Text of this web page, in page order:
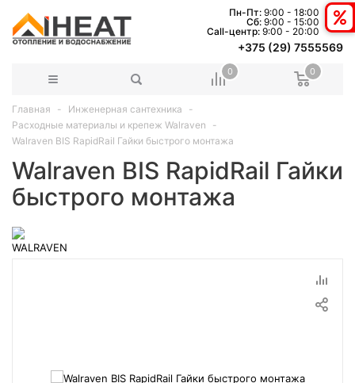
Пн-Пт: 9:00 - 18:00
Сб: 9:00 - 15:00
Сall-центр: 9:00 - 20:00
+375 (29) 7555569
0 0
Главная
Инженерная сантехника
Расходные материалы и крепеж Walraven
Walraven BIS RapidRail Гайки быстрого монтажа
Walraven BIS RapidRail Гайки
быстрого монтажа